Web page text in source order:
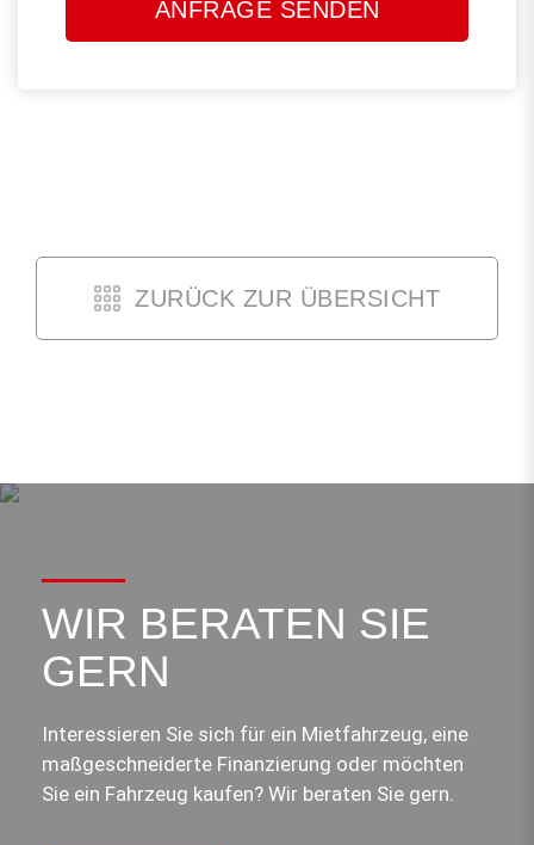
ZURÜCK ZUR ÜBERSICHT
WIR BERATEN SIE
GERN
Interessieren Sie sich für ein Mietfahrzeug, eine
maßgeschneiderte Finanzierung oder möchten
Sie ein Fahrzeug kaufen? Wir beraten Sie gern.